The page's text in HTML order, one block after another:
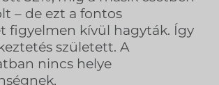
– de ezt a fontos
figyelmen kívül hagyták. Így
született. A
nincs helye